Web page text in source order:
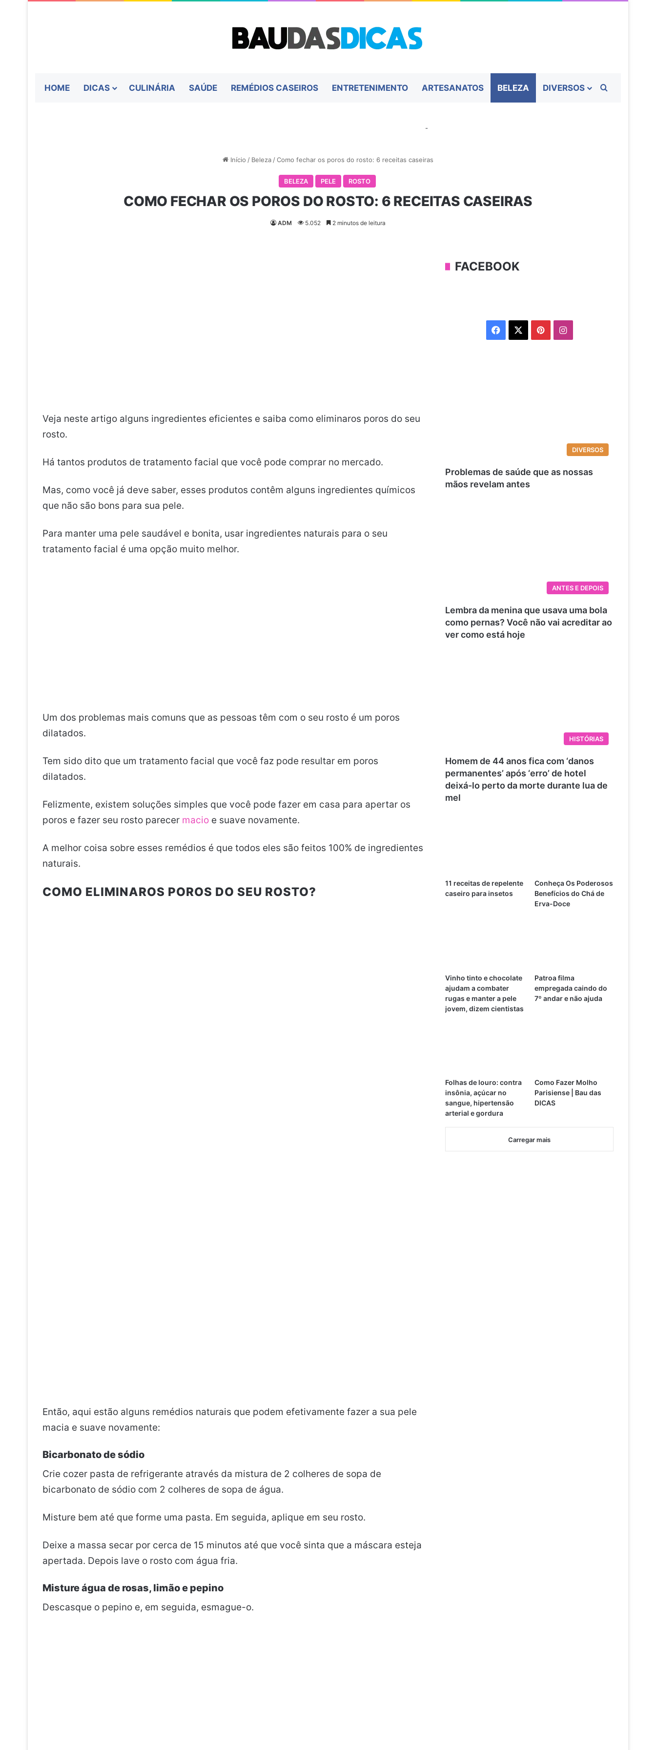
HOME DICAS CULINÁRIA SAÚDE REMÉDIOS CASEIROS ENTRETENIMENTO ARTESANATOS BELEZA DIVERSOS
-
Início / Beleza /Como fechar os poros do rosto: 6 receitas caseiras
BELEZA PELE ROSTO
COMO FECHAR OS POROS DO ROSTO: 6 RECEITAS CASEIRAS
ADM 5.052 2 minutos de leitura
Veja neste artigo alguns ingredientes eficientes e saiba como eliminaros poros do seu
rosto.
Há tantos produtos de tratamento facial que você pode comprar no mercado.
Mas, como você já deve saber, esses produtos contêm alguns ingredientes químicos
que não são bons para sua pele.
Para manter uma pele saudável e bonita, usar ingredientes naturais para o seu
tratamento facial é uma opção muito melhor.
Um dos problemas mais comuns que as pessoas têm com o seu rosto é um poros
dilatados.
Tem sido dito que um tratamento facial que você faz pode resultar em poros
dilatados.
Felizmente, existem soluções simples que você pode fazer em casa para apertar os
poros e fazer seu rosto parecer macio e suave novamente.
A melhor coisa sobre esses remédios é que todos eles são feitos 100% de ingredientes
naturais.
COMO ELIMINAROS POROS DO SEU ROSTO?
Então, aqui estão alguns remédios naturais que podem efetivamente fazer a sua pele
macia e suave novamente:
Bicarbonato de sódio
Crie cozer pasta de refrigerante através da mistura de 2 colheres de sopa de
bicarbonato de sódio com 2 colheres de sopa de água.
Misture bem até que forme uma pasta. Em seguida, aplique em seu rosto.
Deixe a massa secar por cerca de 15 minutos até que você sinta que a máscara esteja
apertada. Depois lave o rosto com água fria.
Misture água de rosas, limão e pepino
Descasque o pepino e, em seguida, esmague-o.
FACEBOOK
Facebook PinterestInstagram
DIVERSOS
Problemas de saúde que as nossas
mãos revelam antes
ANTES E DEPOIS
Lembra da menina que usava uma bola
como pernas? Você não vai acreditar ao
ver como está hoje
HISTÓRIAS
Homem de 44 anos fica com ‘danos
permanentes’ após ‘erro’ de hotel
deixá-lo perto da morte durante lua de
mel
11 receitas de repelente
caseiro para insetos
Conheça Os Poderosos
Benefícios do Chá de
Erva-Doce
Vinho tinto e chocolate
ajudam a combater
rugas e manter a pele
jovem, dizem cientistas
Patroa filma
empregada caindo do
7º andar e não ajuda
Folhas de louro: contra
insônia, açúcar no
sangue, hipertensão
arterial e gordura
Como Fazer Molho
Parisiense | Bau das
DICAS
Carregar mais